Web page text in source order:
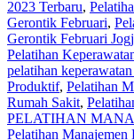
2023 Terbaru,
Gerontik Februari,
Gerontik Februari
Pelatihan
pelatihan
Produktif, Pelatihan
Rumah Sakit,
PELATIHAN
Pelatihan Manajemen